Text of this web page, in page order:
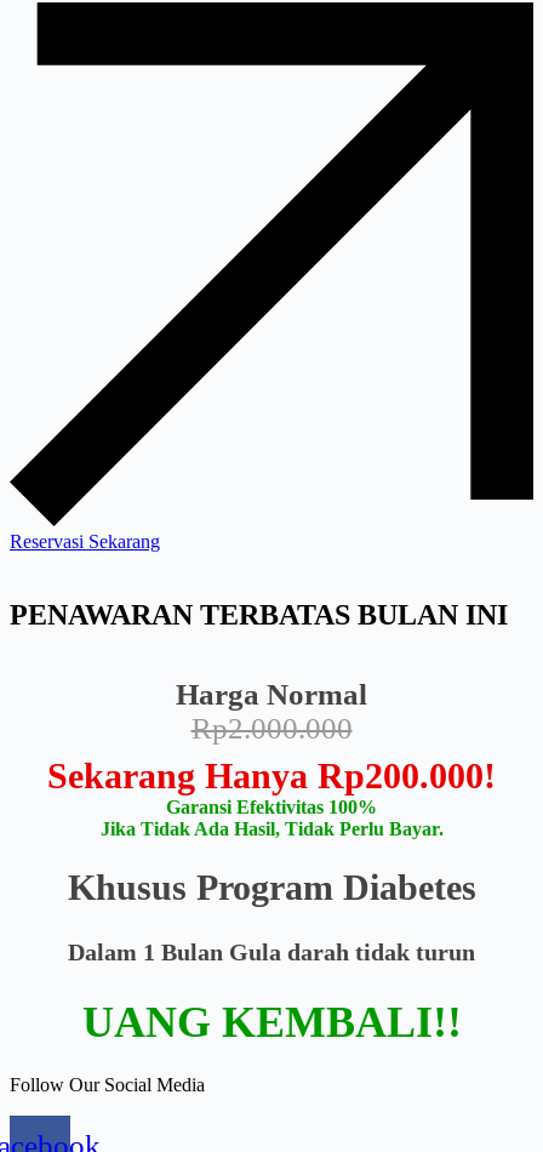
Reservasi Sekarang
PENAWARAN TERBATAS BULAN INI
Harga Normal
Rp2.000.000
Sekarang Hanya Rp200.000!
Garansi Efektivitas 100%
Jika Tidak Ada Hasil, Tidak Perlu Bayar.
Khusus Program Diabetes
Dalam 1 Bulan Gula darah tidak turun
UANG KEMBALI!!
Follow Our Social Media